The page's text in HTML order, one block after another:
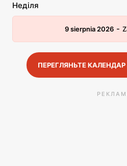
Неділя
9 sierpnia 2026 -
ПЕРЕГЛЯНЬТЕ